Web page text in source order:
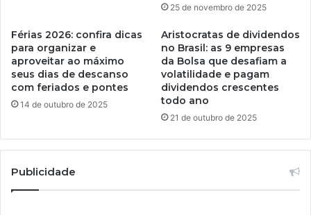
25 de novembro de 2025
Férias 2026: confira dicas
para organizar e
aproveitar ao máximo
seus dias de descanso
com feriados e pontes
14 de outubro de 2025
Aristocratas de dividendos
no Brasil: as 9 empresas
da Bolsa que desafiam a
volatilidade e pagam
dividendos crescentes
todo ano
21 de outubro de 2025
Publicidade